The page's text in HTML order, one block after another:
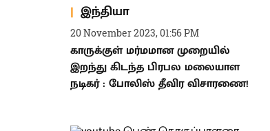
இந்தியா
20 November 2023, 01:56 PM
காருக்குள் மர்மமான முறையில்
இறந்து கிடந்த பிரபல மலையாள
நடிகர் : போலிஸ் தீவிர விசாரணை!